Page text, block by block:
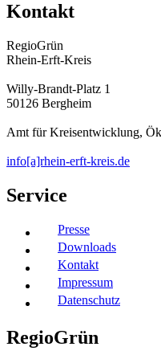
Kontakt
RegioGrün
Rhein-Erft-Kreis
Willy-Brandt-Platz 1
50126 Bergheim
Amt für Kreisentwicklung,
info[a]rhein-erft-kreis.de
Service
Presse
Downloads
Kontakt
Impressum
Datenschutz
RegioGrün